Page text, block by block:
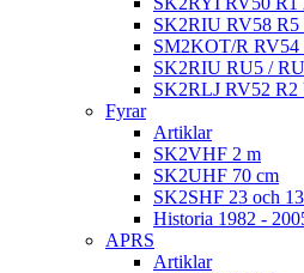
SK2RIU RV58 R5
SM2KOT/R RV54
SK2RIU RU5 /
SK2RLJ RV52 R2
Fyrar
Artiklar
SK2VHF 2 m
SK2UHF 70 cm
SK2SHF 23 och
Historia 1982 -
APRS
Artiklar